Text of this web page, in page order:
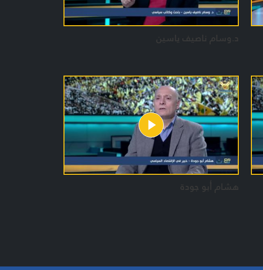
د.وسام ناصيف ياسين
هشام أبو جودة